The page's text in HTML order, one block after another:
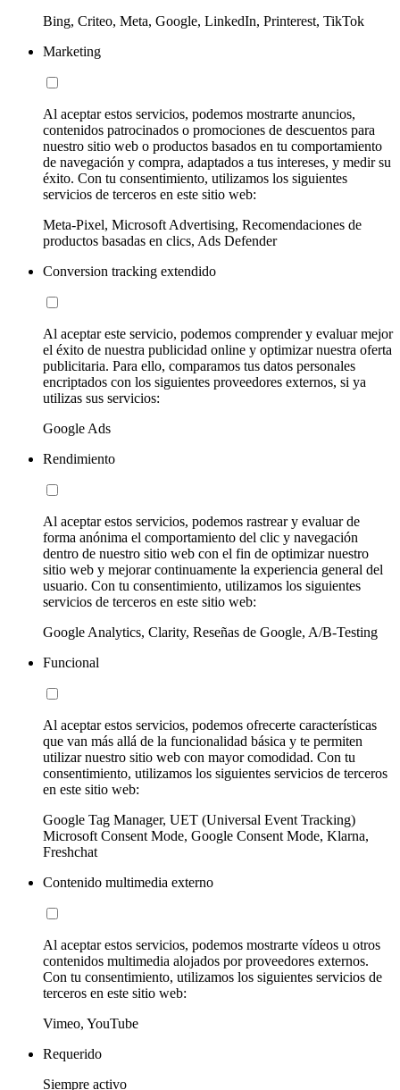
Bing, Criteo, Meta, Google, LinkedIn, Printerest, TikTok
Marketing
Al aceptar estos servicios, podemos mostrarte anuncios,
contenidos patrocinados o promociones de descuentos para
nuestro sitio web o productos basados en tu comportamiento
de navegación y compra, adaptados a tus intereses, y medir su
éxito. Con tu consentimiento, utilizamos los siguientes
servicios de terceros en este sitio web:
Meta-Pixel, Microsoft Advertising, Recomendaciones de
productos basadas en clics, Ads Defender
Conversion tracking extendido
Al aceptar este servicio, podemos comprender y evaluar mejor
el éxito de nuestra publicidad online y optimizar nuestra oferta
publicitaria. Para ello, comparamos tus datos personales
encriptados con los siguientes proveedores externos, si ya
utilizas sus servicios:
Google Ads
Rendimiento
Al aceptar estos servicios, podemos rastrear y evaluar de
forma anónima el comportamiento del clic y navegación
dentro de nuestro sitio web con el fin de optimizar nuestro
sitio web y mejorar continuamente la experiencia general del
usuario. Con tu consentimiento, utilizamos los siguientes
servicios de terceros en este sitio web:
Google Analytics, Clarity, Reseñas de Google, A/B-Testing
Funcional
Al aceptar estos servicios, podemos ofrecerte características
que van más allá de la funcionalidad básica y te permiten
utilizar nuestro sitio web con mayor comodidad. Con tu
consentimiento, utilizamos los siguientes servicios de terceros
en este sitio web:
Google Tag Manager, UET (Universal Event Tracking)
Microsoft Consent Mode, Google Consent Mode, Klarna,
Freshchat
Contenido multimedia externo
Al aceptar estos servicios, podemos mostrarte vídeos u otros
contenidos multimedia alojados por proveedores externos.
Con tu consentimiento, utilizamos los siguientes servicios de
terceros en este sitio web:
Vimeo, YouTube
Requerido
Siempre activo